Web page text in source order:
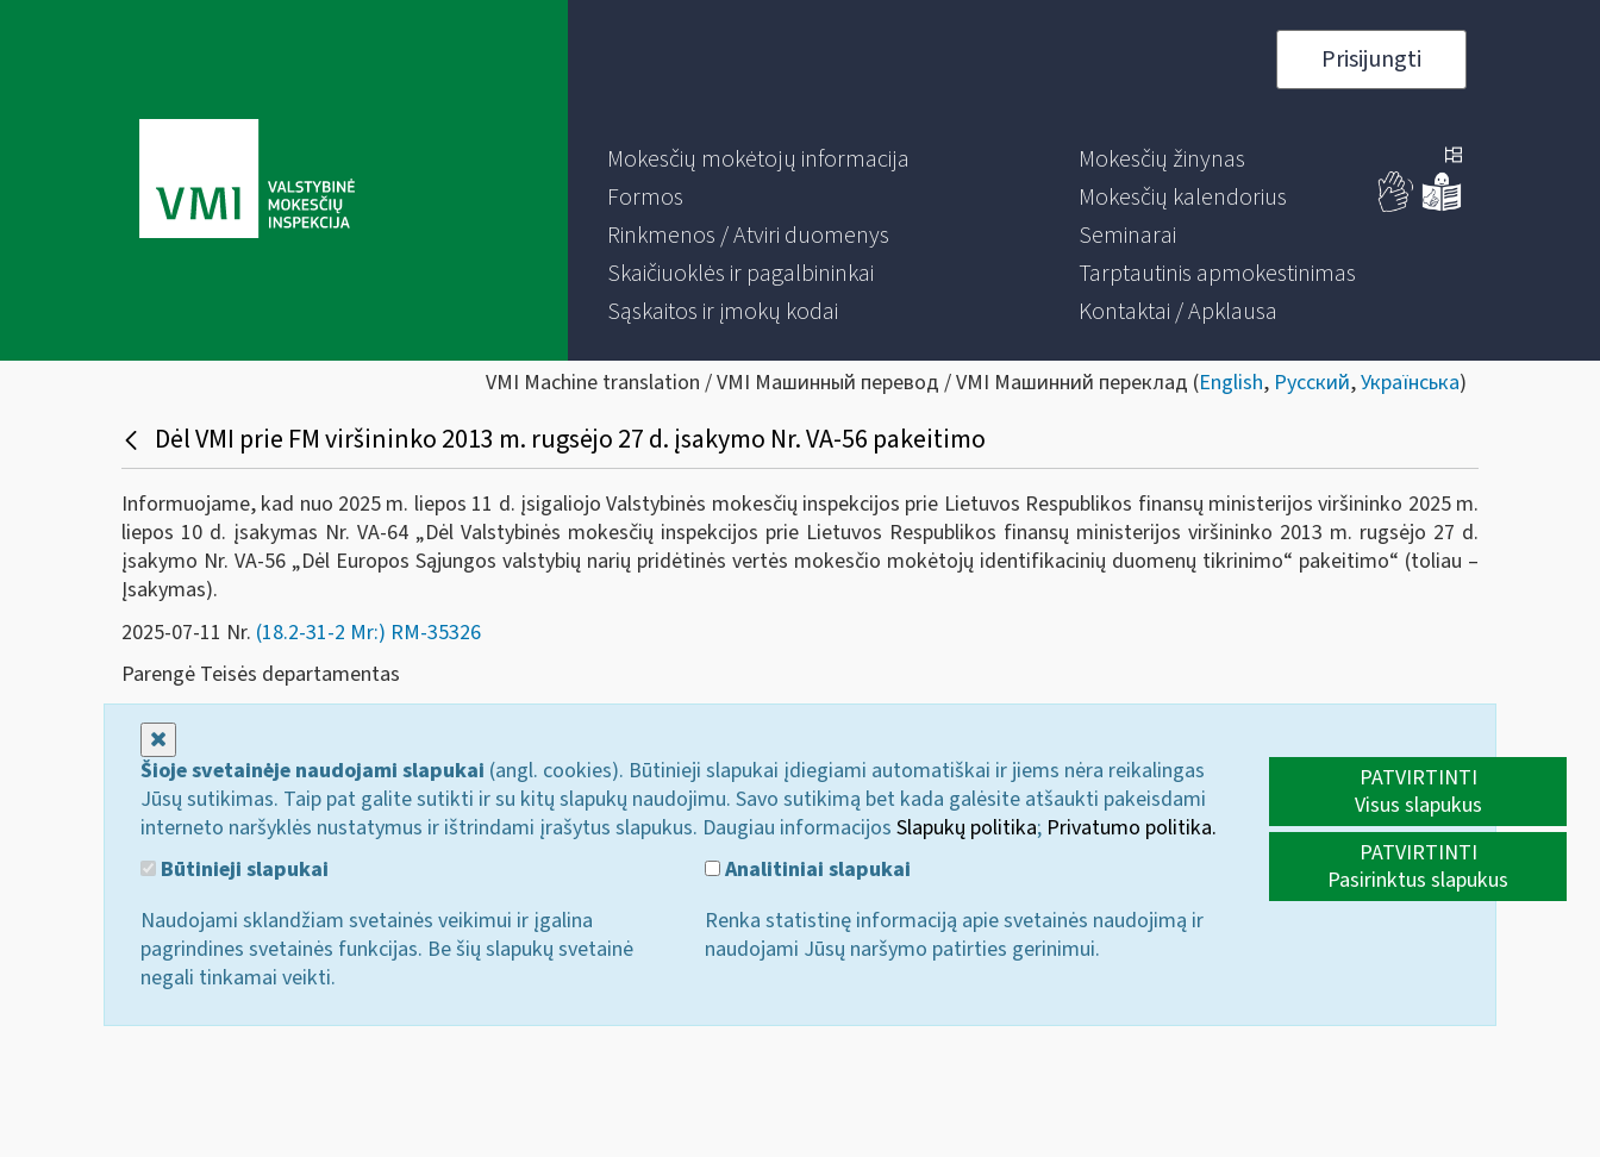
Prisijungti
Mokesčių mokėtojų informacija
Formos
Rinkmenos / Atviri duomenys
Skaičiuoklės ir pagalbininkai
Sąskaitos ir įmokų kodai
Mokesčių žinynas
Mokesčių kalendorius
Seminarai
Tarptautinis apmokestinimas
Kontaktai / Apklausa
VMI Machine translation / VMI Машинный перевод / VMI Машинний переклад (English, Русский,Українська)
Dėl VMI prie FM viršininko 2013 m. rugsėjo 27 d. įsakymo Nr. VA-56 pakeitimo
Informuojame, kad nuo 2025 m. liepos 11 d. įsigaliojo Valstybinės mokesčių inspekcijos prie Lietuvos Respublikos finansų ministerijos viršininko 2025 m.
liepos 10 d. įsakymas Nr. VA-64 „Dėl Valstybinės mokesčių inspekcijos prie Lietuvos Respublikos finansų ministerijos viršininko 2013 m. rugsėjo 27 d.
įsakymo Nr. VA-56 „Dėl Europos Sąjungos valstybių narių pridėtinės vertės mokesčio mokėtojų identifikacinių duomenų tikrinimo“ pakeitimo“ (toliau –
Įsakymas).
2025-07-11 Nr. (18.2-31-2 Mr:) RM-35326
Parengė Teisės departamentas
Šioje svetainėje naudojami slapukai (angl. cookies). Būtinieji slapukai įdiegiami automatiškai ir jiems nėra reikalingas
Jūsų sutikimas. Taip pat galite sutikti ir su kitų slapukų naudojimu. Savo sutikimą bet kada galėsite atšaukti pakeisdami
interneto naršyklės nustatymus ir ištrindami įrašytus slapukus. Daugiau informacijos Slapukų politika; Privatumo politika.
Būtinieji slapukai
Naudojami sklandžiam svetainės veikimui ir įgalina
pagrindines svetainės funkcijas. Be šių slapukų svetainė
negali tinkamai veikti.
Analitiniai slapukai
Renka statistinę informaciją apie svetainės naudojimą ir
naudojami Jūsų naršymo patirties gerinimui.
PATVIRTINTI
Visus slapukus
PATVIRTINTI
Pasirinktus slapukus